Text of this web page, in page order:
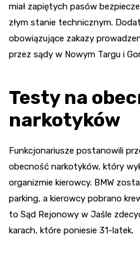
miał zapiętych pasów
złym stanie technicznym.
obowiązujące zakazy
przez sądy w Nowym Targu i
Testy na
narkotyków
Funkcjonariusze postanowili
obecność narkotyków, który
organizmie kierowcy. BMW
parking, a kierowcy pobrano
to Sąd Rejonowy w Jaśle
karach, które poniesie 31-latek.